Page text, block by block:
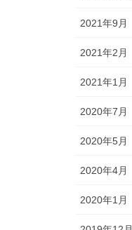
2021年9月
2021年2月
2021年1月
2020年7月
2020年5月
2020年4月
2020年1月